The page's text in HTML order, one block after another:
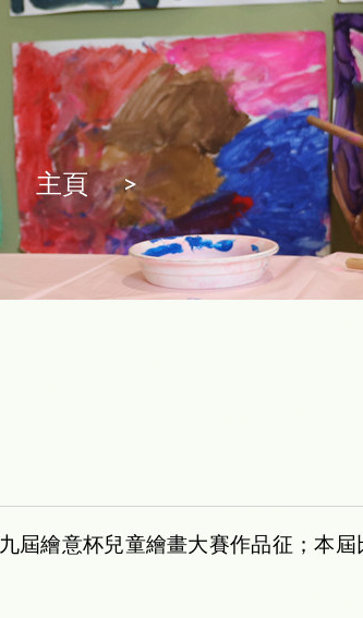
主頁 >
屆繪意杯兒童繪畫大賽作品征；本屆